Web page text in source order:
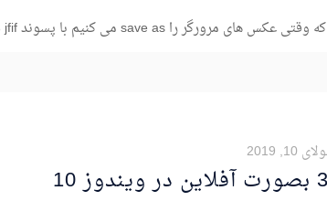
10, 2019